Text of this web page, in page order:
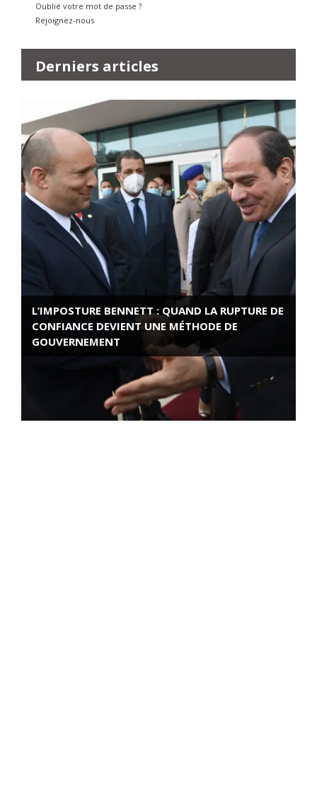
Oublié votre mot de passe ?
Rejoignez-nous
Derniers articles
L’IMPOSTURE BENNETT : QUAND LA RUPTURE DE
CONFIANCE DEVIENT UNE MÉTHODE DE
GOUVERNEMENT
ROSE VALLAND, HEROÏNE DE LA RESISTANCE